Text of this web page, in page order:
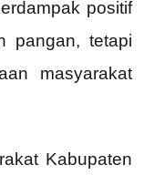
positif
pangan, tetapi
masyarakat
Kabupaten